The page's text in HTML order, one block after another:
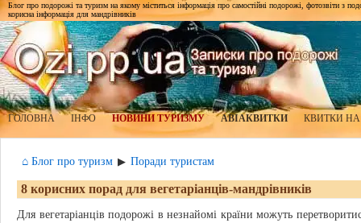
Блог про подорожі та туризм на якому міститься інформація про самостійні подорожі, фотозвіти з
корисна інформація для мандрівників
ГОЛОВНА ІНФО НОВИНИ ТУРИЗМУ АВІАКВИТКИ КВИТКИ
⌂ Блог про туризм ▶ Поради туристам
8 корисних порад для вегетаріанців-мандрівників
Для вегетаріанців подорожі в незнайомі країни можуть